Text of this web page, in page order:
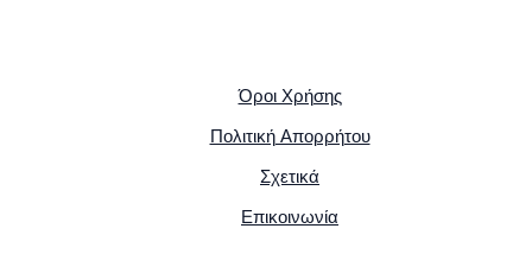
Όροι Χρήσης
Πολιτική Απορρήτου
Σχετικά
Επικοινωνία